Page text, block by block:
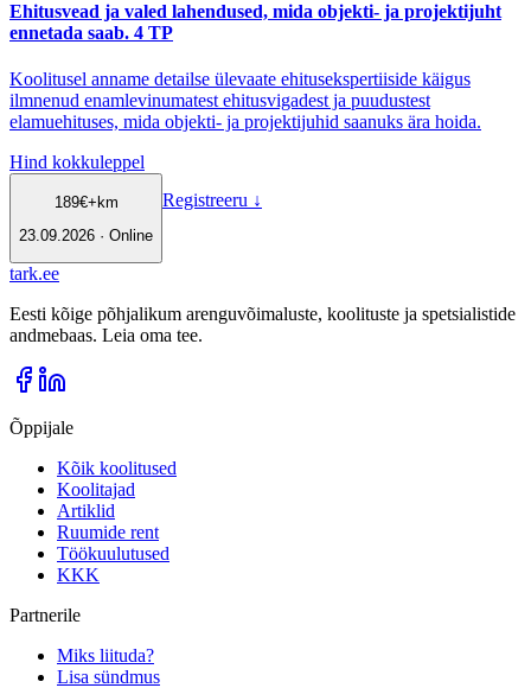
Ehitusvead ja valed lahendused, mida objekti- ja projektijuht
ennetada saab. 4 TP
Koolitusel anname detailse ülevaate ehitusekspertiiside käigus
ilmnenud enamlevinumatest ehitusvigadest ja puudustest
elamuehituses, mida objekti- ja projektijuhid saanuks ära hoida.
Hind kokkuleppel
189€+km
23.09.2026 · Online
Registreeru ↓
tark.ee
Eesti kõige põhjalikum arenguvõimaluste, koolituste ja spetsialistide
andmebaas. Leia oma tee.
Õppijale
Kõik koolitused
Koolitajad
Artiklid
Ruumide rent
Töökuulutused
KKK
Partnerile
Miks liituda?
Lisa sündmus